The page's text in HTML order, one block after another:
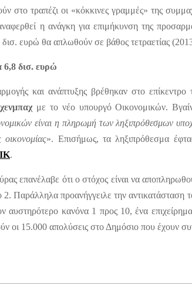
στο τραπέζι οι «κόκκινες γραμμές» της
η ανάγκη για επιμήκυνση της
ευρώ θα απλωθούν σε βάθος τετραετίας
6,8 δισ. ευρώ
και ανάπτυξης βρέθηκαν στο επίκεντρο
με το νέο υπουργό Οικονομικών.
είναι η πληρωμή των ληξιπρόθεσμων
». Επισήμως, τα ληξιπρόθεσμα
.
επανέλαβε ότι ο στόχος είναι να
Παράλληλα προανήγγειλε την αντικατάσταση
κανόνα 1 προς 10, ένα
οι 15.000 απολύσεις στο Δημόσιο που έχουν